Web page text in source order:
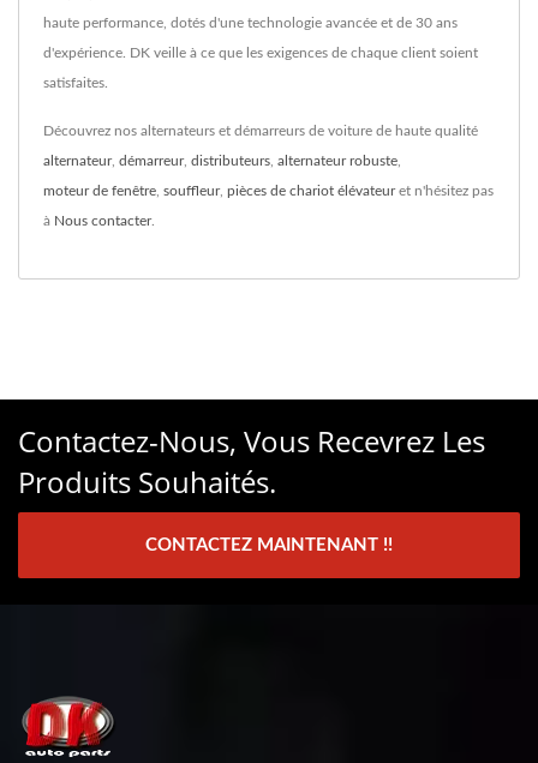
haute performance, dotés d'une technologie avancée et de 30 ans
d'expérience. DK veille à ce que les exigences de chaque client soient
satisfaites.
Découvrez nos alternateurs et démarreurs de voiture de haute qualité
alternateur, démarreur, distributeurs alternateur robuste
moteur de fenêtre souffleur, pièces de chariot élévateuret n'hésitez pas
à Nous contacter.
Contactez-Nous, Vous Recevrez Les
Produits Souhaités.
CONTACTEZ MAINTENANT !!